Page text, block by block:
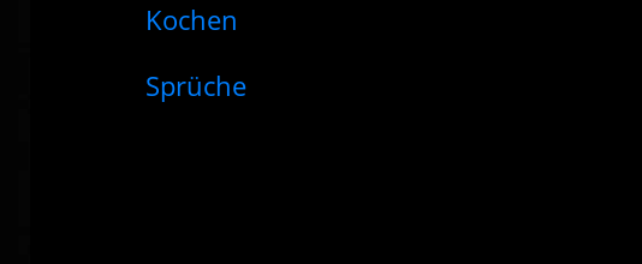
Kochen
Sprüche